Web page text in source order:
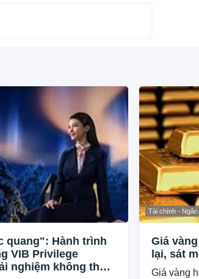
quang": Hành trình
VIB Privilege
nghiệm không thể
Tài chính - Ngân
Giá
lại, sát
Giá vàng